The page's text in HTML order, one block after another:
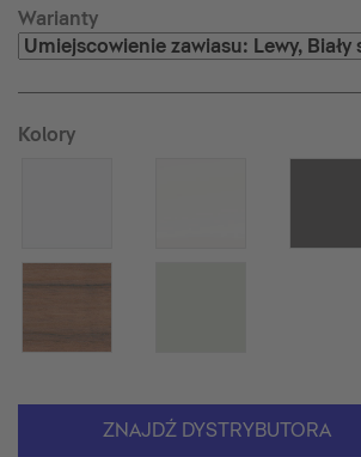
Warianty
Kolory
ZNAJDŹ DYSTRYBUTORA